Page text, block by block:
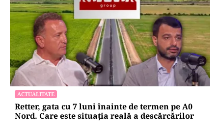
ACTUALITATE
Retter, gata cu 7 luni înainte de termen pe A0
Nord. Care este situația reală a descărcărilor